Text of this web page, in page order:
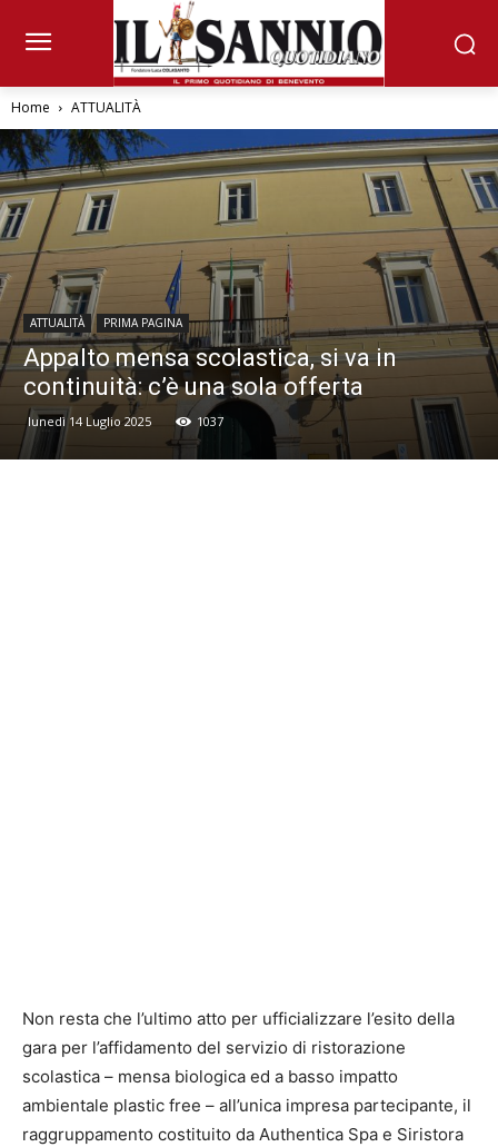
Home ATTUALITÀ
ATTUALITÀ PRIMA PAGINA
Appalto mensa scolastica, si va in
continuità: c’è una sola offerta
lunedì 14 Luglio 2025 1037
Non resta che l’ultimo atto per ufficializzare l’esito della
gara per l’affidamento del servizio di ristorazione
scolastica – mensa biologica ed a basso impatto
ambientale plastic free – all’unica impresa partecipante, il
raggruppamento costituito da Authentica Spa e Siristora